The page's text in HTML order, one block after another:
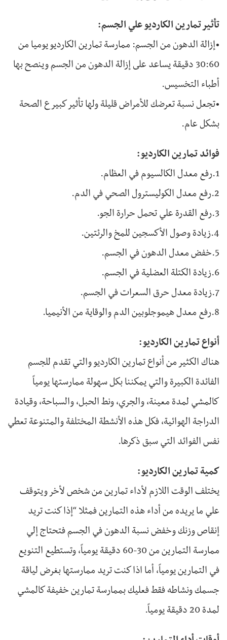
تأثير تمارين الكارديو علي الجسم:
•إزالة الدهون من الجسم: ممارسة تمارين الكارديو يوميا من
30:60 دقيقة يساعد على إزالة الدهون من الجسم وينصح بها
أطباء التخسيس.
•تجعل نسبة تعرضك للأمراض قليلة ولها تأثير كبير ع الصحة
بشكل عام.
فوائد تمارين الكارديو:
1.رفع معدل الكالسيوم في العظام.
2.رفع معدل الكوليسترول الصحي في الدم.
3.رفع القدرة علي تحمل حرارة الجو.
4.زيادة وصول الأكسجين للمخ والرئتين.
5.خفض معدل الدهون في الجسم.
6.زيادة الكتلة العضلية في الجسم.
7.زيادة معدل حرق السعرات في الجسم.
8.رفع معدل هيموجلوبين الدم والوقاية من الأنيميا.
أنواع تمارين الكارديو:
هناك الكثير من أنواع تمارين الكارديو والتي تقدم للجسم
الفائدة الكبيرة والتي يمكننا بكل سهولة ممارستها يومياً
كالمشي لمدة معينة، والجري، ونط الحبل، والسباحة، وقيادة
الدراجة الهوائية، فكل هذه الأنشطة المختلفة والمتنوعة تعطي
نفس الفوائد التي سبق ذكرها.
كمية تمارين الكارديو:
يختلف الوقت اللازم لأداء تمارين من شخص لأخر ويتوقف
علي ما يريده من أداء هذه التمارين فمثلا “إذا كنت تريد
إنقاص وزنك وخفض نسبة الدهون في الجسم فتحتاج إلي
ممارسة التمارين من 30-60 دقيقة يومياً، وتستطيع التنويع
في التمارين يومياً، أما اذا كنت تريد ممارستها بغرض لياقة
جسمك ونشاطه فقط فعليك بممارسة تمارين خفيفة كالمشي
لمدة 20 دقيقة يومياً.